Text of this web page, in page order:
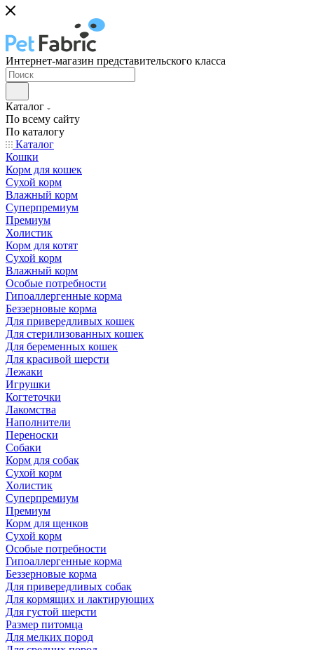
Интернет-магазин представительского класса
Каталог
По всему сайту
По каталогу
Каталог
Кошки
Корм для кошек
Сухой корм
Влажный корм
Суперпремиум
Премиум
Холистик
Корм для котят
Сухой корм
Влажный корм
Особые потребности
Гипоаллергенные корма
Беззерновые корма
Для привередливых кошек
Для стерилизованных кошек
Для беременных кошек
Для красивой шерсти
Лежаки
Игрушки
Когтеточки
Лакомства
Наполнители
Переноски
Собаки
Корм для собак
Сухой корм
Холистик
Суперпремиум
Премиум
Корм для щенков
Сухой корм
Особые потребности
Гипоаллергенные корма
Беззерновые корма
Для привередливых собак
Для кормящих и лактирующих
Для густой шерсти
Размер питомца
Для мелких пород